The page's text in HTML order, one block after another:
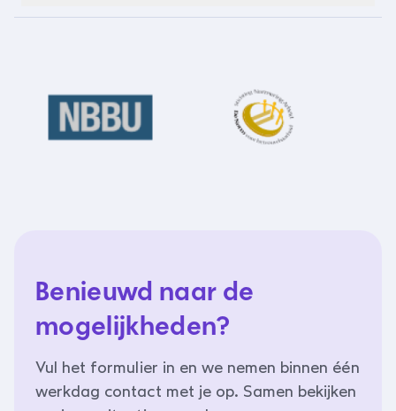
Benieuwd naar de
mogelijkheden?
Vul het formulier in en we nemen binnen één
werkdag contact met je op. Samen bekijken